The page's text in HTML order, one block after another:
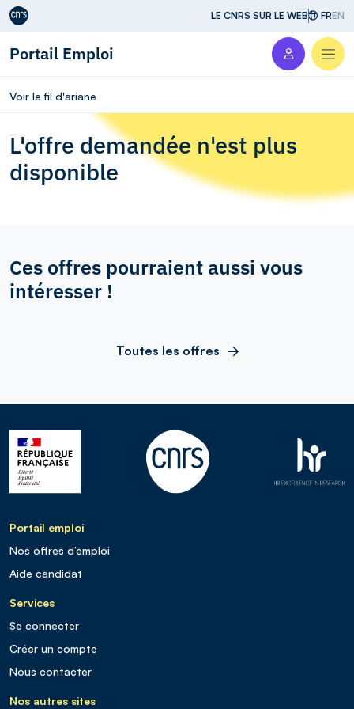
Aller au contenu LE CNRS SUR LE WEB FREN
Portail Emploi
Voir le fil d'ariane
L'offre demandée n'est plus
disponible
Ces offres pourraient aussi vous
intéresser !
Toutes les offres
Portail emploi
Nos offres d’emploi
Aide candidat
Services
Se connecter
Créer un compte
Nous contacter
Nos autres sites